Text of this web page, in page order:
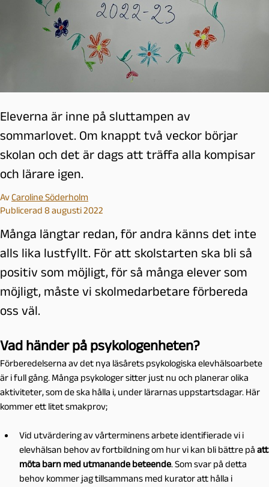
Eleverna är inne på sluttampen av
sommarlovet. Om knappt två veckor börjar
skolan och det är dags att träffa alla kompisar
och lärare igen.
AvCaroline Söderholm
Publicerad 8 augusti 2022
Många längtar redan, för andra känns det inte
alls lika lustfyllt. För att skolstarten ska bli så
positiv som möjligt, för så många elever som
möjligt, måste vi skolmedarbetare förbereda
oss väl.
Vad händer på psykologenheten?
Förberedelserna av det nya läsårets psykologiska elevhälsoarbete
är i full gång. Många psykologer sitter just nu och planerar olika
aktiviteter, som de ska hålla i, under lärarnas uppstartsdagar. Här
kommer ett litet smakprov;
Vid utvärdering av vårterminens arbete identifierade vi i
elevhälsan behov av fortbildning om hur vi kan bli bättre på att
möta barn med utmanande beteende. Som svar på detta
behov kommer jag tillsammans med kurator att hålla i